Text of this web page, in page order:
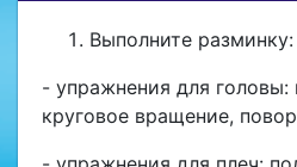
Выполните разминку:
- упражнения для головы:
круговое вращение,